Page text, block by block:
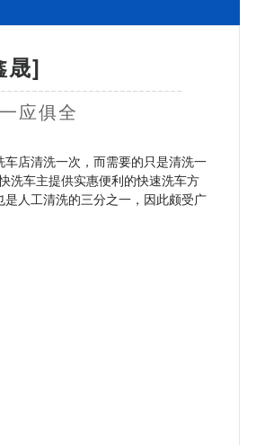
晟]
应俱全
店清洗一次，而需要的只是清洗一
洗车主提供实惠便利的快速洗车方
人工清洗的三分之一，因此颇受广